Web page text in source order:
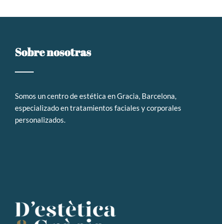
Sobre nosotras
Somos uncentro de estética en Gracia, Barcelona,
especializado en tratamientos faciales y corporales
personalizados.